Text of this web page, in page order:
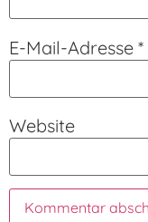
E-Mail-Adresse *
Website